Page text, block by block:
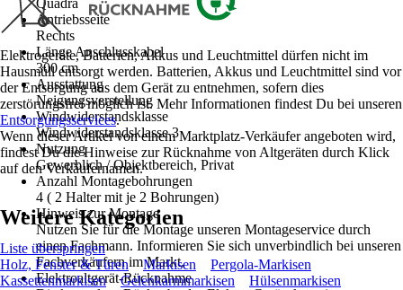
Quadra
Antriebsseite
Rechts
Länge Anschlusskabel
300 cm
Ausstattung
Neigungsverstellung
Windwiderstandsklasse
Windwiderstandsklasse 3
Nutzung
Gewerblich / Objektbereich, Privat
Anzahl Montagebohrungen
4 ( 2 Halter mit je 2 Bohrungen)
Hinweis zur Montage
Nutzen Sie für die Montage unseren Montageservice durch
einen Fachmann. Informieren Sie sich unverbindlich bei unseren
Fachverkäufern im Markt.
Elektroaltgerät-Rücknahme
Elektrogeräte, Batterien, Akkus und Leuchtmittel dürfen nicht im
Hausmüll entsorgt werden. Batterien, Akkus und Leuchtmittel sind vor
der Entsorgung aus dem Gerät zu entnehmen, sofern dies
zerstörungsfrei möglich ist. Mehr Informationen findest Du bei unseren
Entsorgungsservices.
Wenn dieser Artikel von einem Marktplatz-Verkäufer angeboten wird,
findest Du die Hinweise zur Rücknahme von Altgeräten durch Klick
auf den Verkäufernamen.
Weitere Kategorien
Liste überspringen
Holz, Fenster & Türen
Markisen
Pergola-Markisen
Kassettenmarkisen
Gelenkarmmarkisen
Hülsenmarkisen